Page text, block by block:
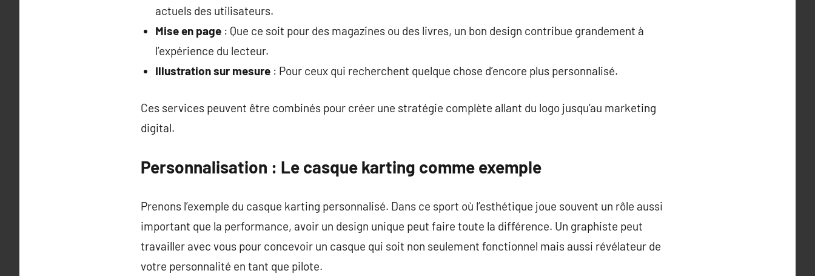
actuels des utilisateurs.
Mise en page: Que ce soit pour des magazines ou des livres, un bon design contribue grandement à
l’expérience du lecteur.
Illustration sur mesure: Pour ceux qui recherchent quelque chose d’encore plus personnalisé.
Ces services peuvent être combinés pour créer une stratégie complète allant du logo jusqu’au marketing
digital.
Personnalisation : Le casque karting comme exemple
Prenons l’exemple du casque karting personnalisé. Dans ce sport où l’esthétique joue souvent un rôle aussi
important que la performance, avoir un design unique peut faire toute la différence. Un graphiste peut
travailler avec vous pour concevoir un casque qui soit non seulement fonctionnel mais aussi révélateur de
votre personnalité en tant que pilote.